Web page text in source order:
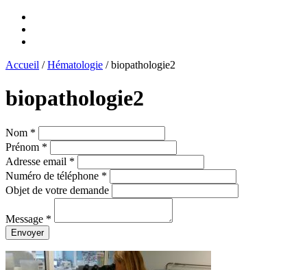
Accueil /Hématologie /biopathologie2
biopathologie2
Nom *
Prénom *
Adresse email *
Numéro de téléphone *
Objet de votre demande
Message *
Envoyer